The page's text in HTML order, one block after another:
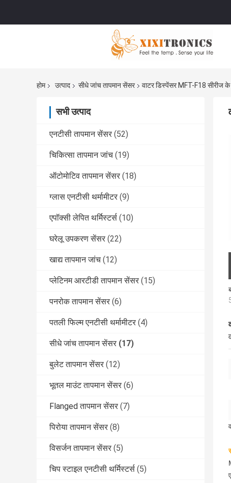
होम उत्पाद सीधे जांच तापमान सेंसर वाटर डिस्पेंसर MFT-F18 सीरीज
सभी उत्पाद
एनटीसी तापमान सेंसर (52)
चिकित्सा तापमान जांच (19)
ऑटोमोटिव तापमान सेंसर (18)
ग्लास एनटीसी थर्मामीटर (9)
एपॉक्सी लेपित थर्मिस्टर्स (10)
घरेलू उपकरण सेंसर (22)
खाद्य तापमान जांच (12)
प्लेटिनम आरटीडी तापमान सेंसर (15)
पनरोक तापमान सेंसर (6)
पतली फिल्म एनटीसी थर्मामीटर (4)
सीधे जांच तापमान सेंसर (17)
बुलेट तापमान सेंसर (12)
भूतल माउंट तापमान सेंसर (6)
Flanged तापमान सेंसर (7)
पिरोया तापमान सेंसर (8)
विसर्जन तापमान सेंसर (5)
चिप स्टाइल एनटीसी थर्मिस्टर्स (5)